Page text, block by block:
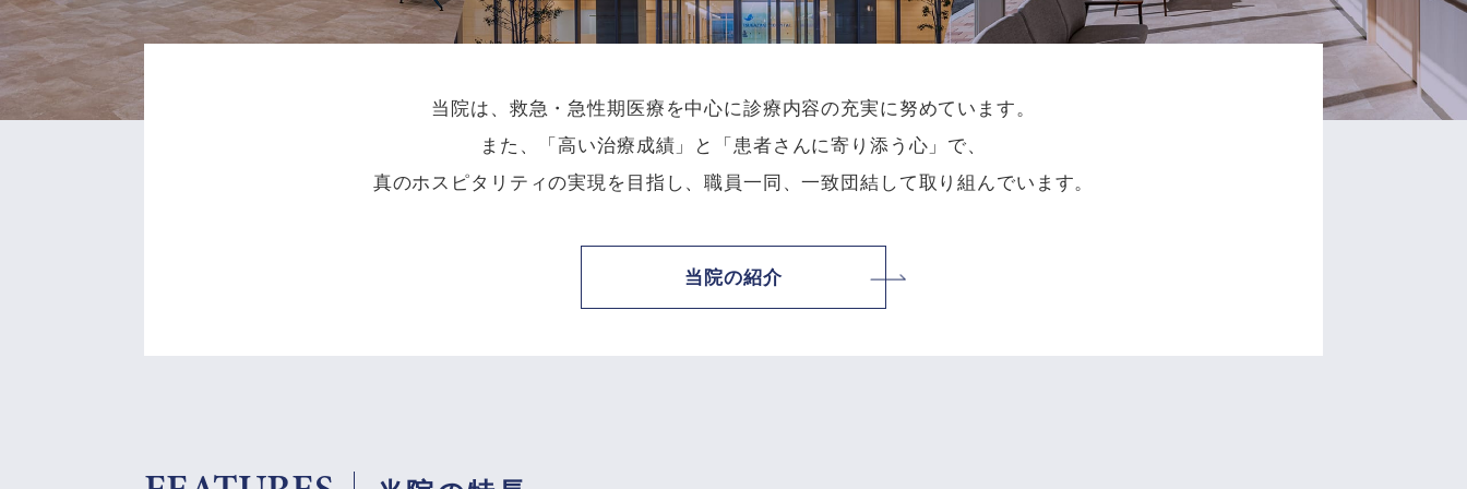
当院は、救急・急性期医療を中心に診療内容の充実に努めています。
また、「高い治療成績」と「患者さんに寄り添う心」で、
真のホスピタリティの実現を目指し、職員一同、一致団結して取り組んでいます。
当院の紹介